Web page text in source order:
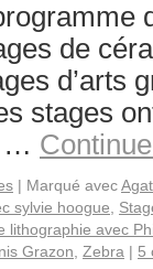
de
d’arts
stages
…
| Marqué avec
sylvie hoogue
lithographie avec
Grazon Zebra | 5